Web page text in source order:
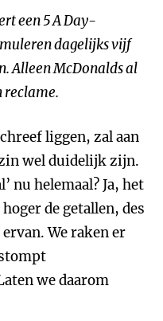
een 5 A Day-
dagelijks vijf
Alleen McDonalds al
reclame.
liggen, zal aan
wel duidelijk zijn.
nu helemaal? Ja, het
de getallen, des
We raken er
we daarom